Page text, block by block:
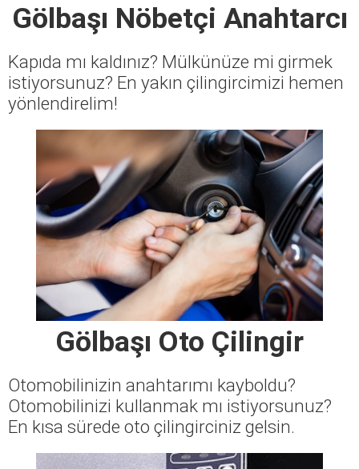
Gölbaşı Nöbetçi Anahtarcı
Kapıda mı kaldınız? Mülkünüze mi girmek
istiyorsunuz? En yakın çilingircimizi hemen
yönlendirelim!
Gölbaşı Oto Çilingir
Otomobilinizin anahtarımı kayboldu?
Otomobilinizi kullanmak mı istiyorsunuz?
En kısa sürede oto çilingirciniz gelsin.